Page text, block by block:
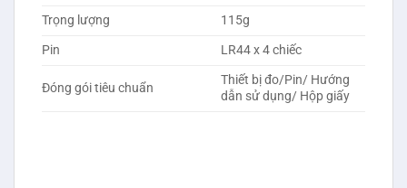
Trọng lượng
115g
Pin
LR44 x 4 chiếc
Đóng gói tiêu chuẩn
Thiết bị đo/Pin/ Hướng
dẫn sử dụng/ Hộp giấy